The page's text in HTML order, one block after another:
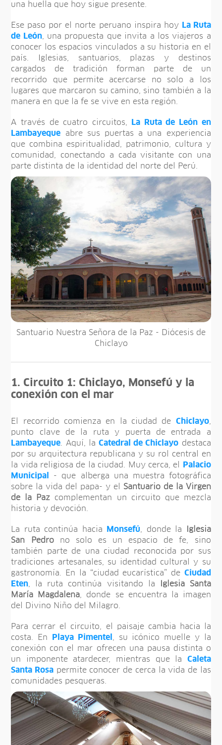
una huella que hoy sigue presente.
Ese paso por el norte peruano inspira hoy La Ruta
de León, una propuesta que invita a los viajeros a
conocer los espacios vinculados a su historia en el
país. Iglesias, santuarios, plazas y destinos
cargados de tradición forman parte de un
recorrido que permite acercarse no solo a los
lugares que marcaron su camino, sino también a la
manera en que la fe se vive en esta región.
A través de cuatro circuitos,
La Ruta de León en
Lambayeque abre sus puertas a una experiencia
que combina espiritualidad, patrimonio, cultura y
comunidad, conectando a cada visitante con una
parte distinta de la identidad del norte del Perú.
Santuario Nuestra Señora de la Paz - Diócesis de
Chiclayo
1. Circuito 1: Chiclayo, Monsefú y la
conexión con el mar
El recorrido comienza en la ciudad de Chiclayo,
punto clave de la ruta y puerta de entrada a
Lambayeque. Aquí, la Catedral de Chiclayo destaca
por su arquitectura republicana y su rol central en
la vida religiosa de la ciudad. Muy cerca, el
Palacio
Municipal
- que alberga una muestra fotográfica
sobre la vida del papa- y el Santuario de la Virgen
de la Paz complementan un circuito que mezcla
historia y devoción.
La ruta continúa hacia Monsefú, donde la
Iglesia
San Pedrono solo es un espacio de fe, sino
también parte de una ciudad reconocida por sus
tradiciones artesanales, su identidad cultural y su
gastronomía. En la “ciudad eucarística” de Ciudad
Eten, la ruta continúa visitando la
Iglesia Santa
María Magdalena, donde se encuentra la imagen
del Divino Niño del Milagro.
Para cerrar el circuito, el paisaje cambia hacia la
costa. En
Playa Pimentel , su icónico muelle y la
conexión con el mar ofrecen una pausa distinta o
un imponente atardecer, mientras que la Caleta
Santa Rosa permite conocer de cerca la vida de las
comunidades pesqueras.